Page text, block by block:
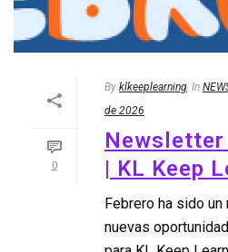
0
By klkeeplearning In
de 2026
Newsletter
| KL Keep
Febrero ha sido
nuevas